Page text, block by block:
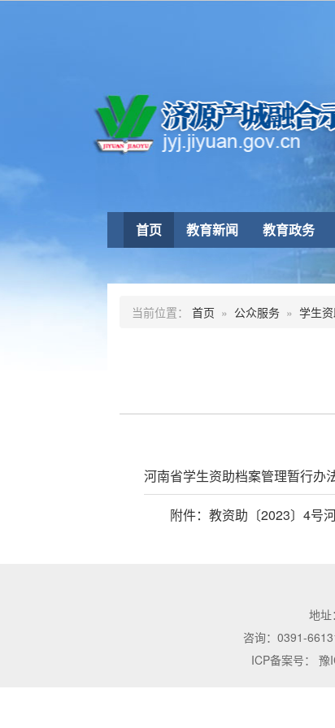
首页 教育新闻 教育政务
当前位置： 首页 » 公众服务 » 学生
河南省学生资助档案管理暂行办
附件： 教资助〔2023〕4号
地址
咨询：0391-
ICP备案号：
豫